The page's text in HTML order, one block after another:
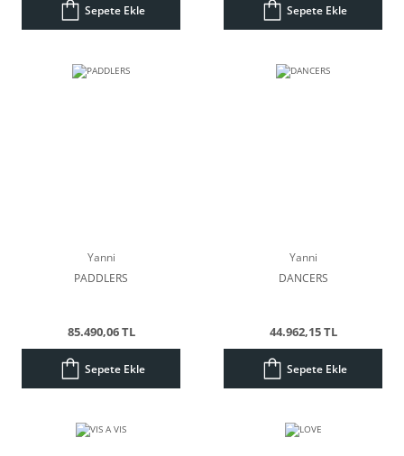
Sepete Ekle Sepete Ekle
Yanni
PADDLERS
85.490,06 TL
Sepete Ekle
Yanni
DANCERS
44.962,15 TL
Sepete Ekle